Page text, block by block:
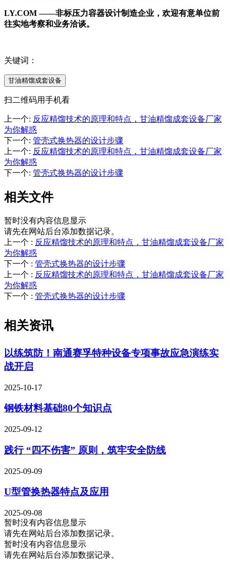
LY.COM ——非标压力容器设计制造企业，欢迎有意单位前
往实地考察和业务洽谈。
关键词：
甘油精馏成套设备
扫二维码用手机看
上一个: 反应精馏技术的原理和特点，甘油精馏成套设备厂家
为你解惑
下一个: 管壳式换热器的设计步骤
上一个: 反应精馏技术的原理和特点，甘油精馏成套设备厂家
为你解惑
下一个: 管壳式换热器的设计步骤
相关文件
暂时没有内容信息显示
请先在网站后台添加数据记录。
上一个 : 反应精馏技术的原理和特点，甘油精馏成套设备厂家
为你解惑
下一个 : 管壳式换热器的设计步骤
上一个 : 反应精馏技术的原理和特点，甘油精馏成套设备厂家
为你解惑
下一个 : 管壳式换热器的设计步骤
相关资讯
以练筑防！南通赛孚特种设备专项事故应急演练实
战开启
2025-10-17
钢铁材料基础80个知识点
2025-09-12
践行 “四不伤害” 原则，筑牢安全防线
2025-09-09
U型管换热器特点及应用
2025-09-08
暂时没有内容信息显示
请先在网站后台添加数据记录。
暂时没有内容信息显示
请先在网站后台添加数据记录。